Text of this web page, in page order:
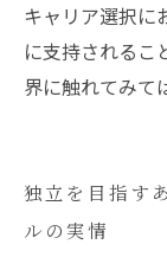
キャリア選択に
に支持されるこ
界に触れてみて
独立を目指す
ルの実情